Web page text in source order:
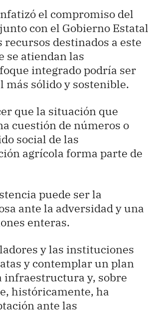
el compromiso del
con el Gobierno Estatal
destinados a este
se atiendan las
integrado podría ser
sólido y sostenible.
que la situación que
cuestión de números o
social de las
agrícola forma parte de
puede ser la
ante la adversidad y una
enteras.
y las instituciones
y contemplar un plan
infraestructura y, sobre
históricamente, ha
ante las